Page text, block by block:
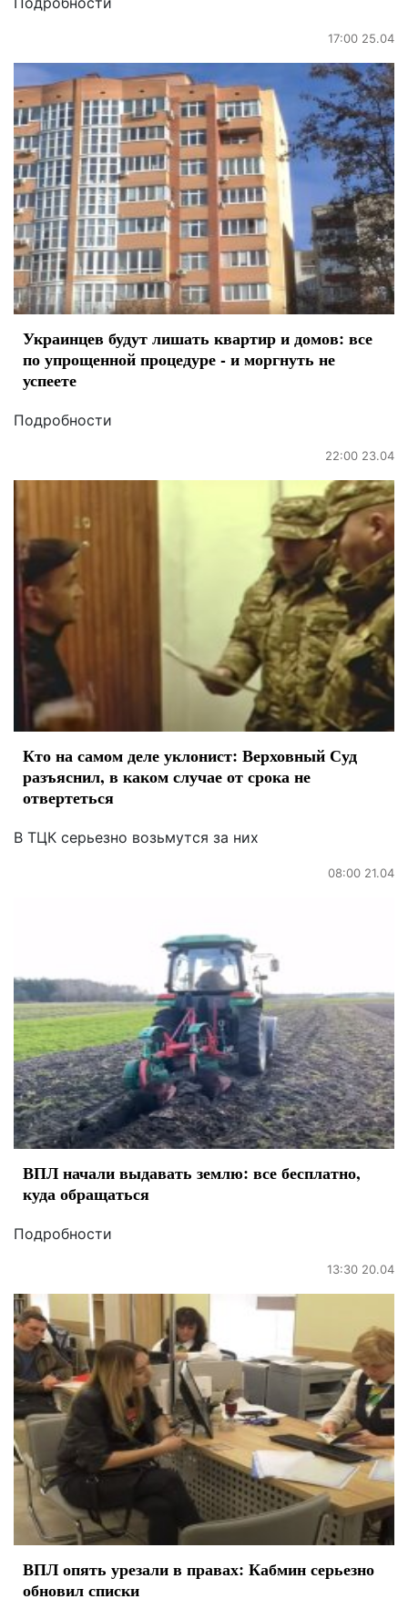
17:00 25.04
Украинцев будут лишать квартир и домов: все
по упрощенной процедуре - и моргнуть не
успеете
Подробности
22:00 23.04
Кто на самом деле уклонист: Верховный Суд
разъяснил, в каком случае от срока не
отвертеться
В ТЦК серьезно возьмутся за них
08:00 21.04
ВПЛ начали выдавать землю: все бесплатно,
куда обращаться
Подробности
13:30 20.04
ВПЛ опять урезали в правах: Кабмин серьезно
обновил списки